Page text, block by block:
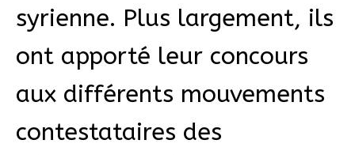
syrienne. Plus largement, ils
ont apporté leur concours
aux différents mouvements
contestataires des